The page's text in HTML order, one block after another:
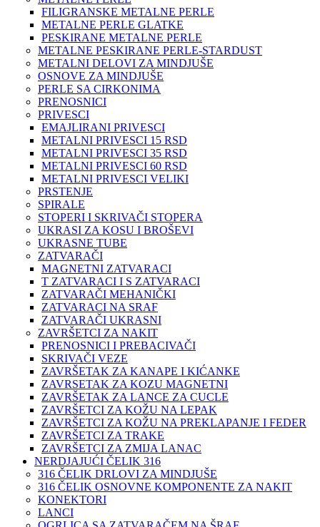
FILIGRANSKE METALNE PERLE
METALNE PERLE GLATKE
PESKIRANE METALNE PERLE
METALNE PESKIRANE PERLE-STARDUST
METALNI DELOVI ZA MINDJUŠE
OSNOVE ZA MINDJUŠE
PERLE SA CIRKONIMA
PRENOSNICI
PRIVESCI
EMAJLIRANI PRIVESCI
METALNI PRIVESCI 15 RSD
METALNI PRIVESCI 35 RSD
METALNI PRIVESCI 60 RSD
METALNI PRIVESCI VELIKI
PRSTENJE
SPIRALE
STOPERI I SKRIVAČI STOPERA
UKRASI ZA KOSU I BROŠEVI
UKRASNE TUBE
ZATVARAČI
MAGNETNI ZATVARACI
T ZATVARACI I S ZATVARACI
ZATVARAČI MEHANIČKI
ZATVARACI NA SRAF
ZATVARAČI UKRASNI
ZAVRŠETCI ZA NAKIT
PRENOSNICI I PREBACIVAČI
SKRIVAČI VEZE
ZAVRŠETAK ZA KANAPE I KIĆANKE
ZAVRSETAK ZA KOZU MAGNETNI
ZAVRŠETAK ZA LANCE ZA CUCLE
ZAVRŠETCI ZA KOŽU NA LEPAK
ZAVRŠETCI ZA KOŽU NA PREKLAPANJE I FEDER
ZAVRŠETCI ZA TRAKE
ZAVRŠETCI ZA ZMIJA LANAC
NERDJAJUĆI ČELIK 316
316 ČELIK DRLOVI ZA MINDJUŠE
316 ČELIK OSNOVNE KOMPONENTE ZA NAKIT
KONEKTORI
LANCI